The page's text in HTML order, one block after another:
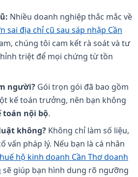
Nhiều doanh nghiệp thắc mắc về
sai địa chỉ cũ sau sáp nhập Cần
chúng tôi cam kết rà soát và tư
triệt để mọi chứng từ tồn
người? Gói trọn gói đã bao gồm
kế toán trưởng, nên bạn không
toán nội bộ.
không? Không chỉ làm số liệu,
vấn pháp lý. Nếu bạn là cá nhân
hộ kinh doanh Cần Thơ doanh
sẽ giúp bạn hình dung rõ ngưỡng